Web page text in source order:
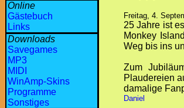
Online
Gästebuch
Links
Downloads
Savegames
MP3
MIDI
WinAmp-Skins
Programme
Sonstiges
Freitag, 4.
25 Jahre ist
Monkey
Weg bis ins
Zum
Plaudereien
damalige
Daniel